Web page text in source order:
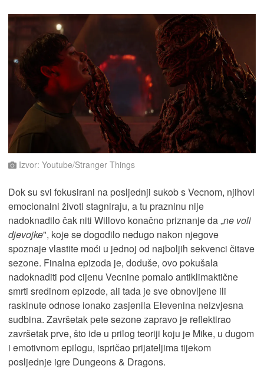
Izvor: Youtube/Stranger Things
Dok su svi fokusirani na posljednji sukob s Vecnom, njihovi
emocionalni životi stagniraju, a tu prazninu nije
nadoknadilo čak niti Willovo konačno priznanje da „ne voli
djevojke", koje se dogodilo nedugo nakon njegove
spoznaje vlastite moći u jednoj od najboljih sekvenci čitave
sezone. Finalna epizoda je, doduše, ovo pokušala
nadoknaditi pod cijenu Vecnine pomalo antiklimaktične
smrti sredinom epizode, ali tada je sve obnovljene ili
raskinute odnose ionako zasjenila Elevenina neizvjesna
sudbina. Završetak pete sezone zapravo je reflektirao
završetak prve, što ide u prilog teoriji koju je Mike, u dugom
i emotivnom epilogu, ispričao prijateljima tijekom
posljednje igre Dungeons & Dragons.